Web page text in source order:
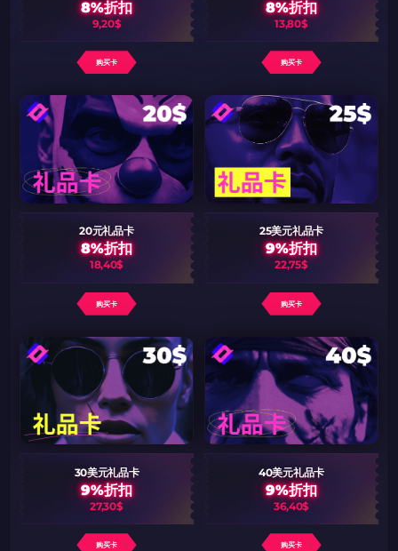
8%折扣
9,20$
购买卡
8%折扣
13,80$
购买卡
20元礼品卡
8%折扣
18,40$
购买卡
25美元礼品卡
9%折扣
22,75$
购买卡
30美元礼品卡
9%折扣
27,30$
购买卡
40美元礼品卡
9%折扣
36,40$
购买卡